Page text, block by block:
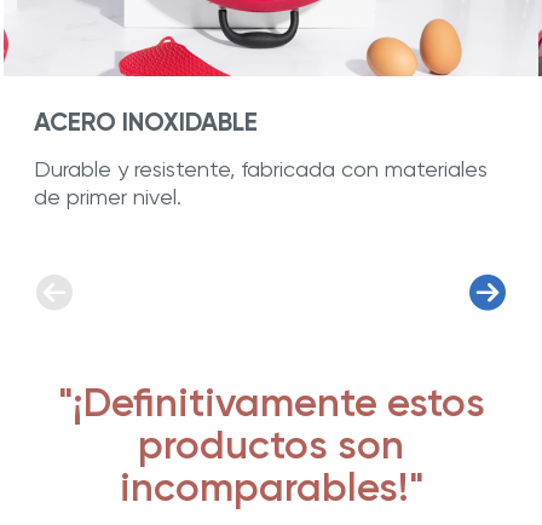
ACERO INOXIDABLE
Durable y resistente, fabricada con materiales
de primer nivel.
"¡Definitivamente estos
productos son
incomparables!"